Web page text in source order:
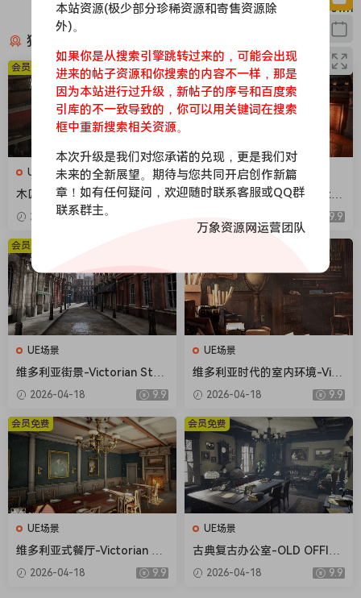
Town
猜你喜欢
UE场景
木匠工作车间-Carpenters W
orkshop
2026-04-18
会员免费
UE场景
维多利亚时代室内建筑-Victor
9.9
会员免费
UE场景
维多利亚街景-Victorian Stre
et 2026-04-18 9.9
会员免费
UE场景
维多利亚时代的室内环境-Vict
orian Interior Environment
2026-04-18 9.9
UE场景
维多利亚式餐厅-Victorian Di
ning Room
2026-04-18 9.9
会员免费
UE场景
古典复古办公室-OLD OFFICE
(MODULAR)
2026-04-18 9.9
会员免费
本站资源(极少部分珍稀资源和寄售资源除
外)。
如果你是从搜索引擎跳转过来的，可能会出现
进来的帖子资源和你搜索的内容不一样，那是
因为本站进行过升级，新帖子的序号和百度索
引库的不一致导致的，你可以用关键词在搜索
框中重新搜索相关资源。
本次升级是我们对您承诺的兑现，更是我们对
未来的全新展望。期待与您共同开启创作新篇
章！如有任何疑问，欢迎随时联系客服或QQ群
联系群主。
万象资源网运营团队